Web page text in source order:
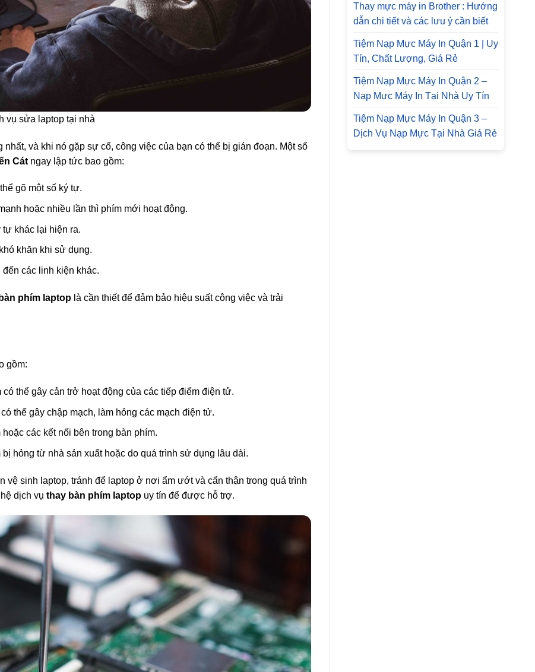
vụ sửa laptop tại nhà
và khi nó gặp sự cố, công việc của bạn có thể bị gián đoạn. Một số
Cát ngay lập tức bao gồm:
gõ một số ký tự.
hoặc nhiều lần thì phím mới hoạt động.
khác lại hiện ra.
khăn khi sử dụng.
các linh kiện khác.
phím laptop là cần thiết để đảm bảo hiệu suất công việc và trải
gồm:
thể gây cản trở hoạt động của các tiếp điểm điện tử.
thể gây chập mạch, làm hỏng các mạch điện tử.
các kết nối bên trong bàn phím.
hỏng từ nhà sản xuất hoặc do quá trình sử dụng lâu dài.
sinh laptop, tránh để laptop ở nơi ẩm ướt và cẩn thận trong quá trình
dịch vụ thay bàn phím laptop uy tín để được hỗ trợ.
Thay mực máy in Brother : Hướng
dẫn chi tiết và các lưu ý cần biết
Tiệm Nạp Mực Máy In Quận 1 | Uy
Tín, Chất Lượng, Giá Rẻ
Tiệm Nạp Mực Máy In Quận 2 –
Nạp Mực Máy In Tại Nhà Uy Tín
Tiệm Nạp Mực Máy In Quận 3 –
Dịch Vụ Nạp Mực Tại Nhà Giá Rẻ